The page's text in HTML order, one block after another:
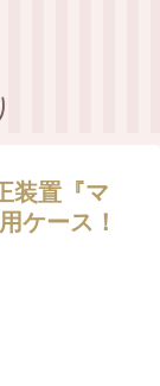
装置『マ
ケース！